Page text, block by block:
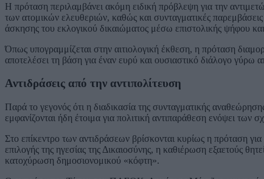
Η πρόταση περιλαμβάνει ακόμη ειδική πρόβλεψη για την
των ατομικών ελευθεριών, καθώς και συνταγματικές
άσκησης του εκλογικού δικαιώματος μέσω επιστολικής ψήφου και
Όπως υπογραμμίζεται στην αιτιολογική έκθεση, η πρόταση
αποτελέσει τη βάση για έναν ευρύ και ουσιαστικό διάλογο γύρω
Αντιδράσεις από την αντιπολίτευση
Παρά το γεγονός ότι η διαδικασία της συνταγματικής
εμφανίζονται ήδη έτοιμα για πολιτική αντιπαράθεση ενόψει των
Στο επίκεντρο των αντιδράσεων βρίσκονται κυρίως η πρόταση
επιλογής της ηγεσίας της Δικαιοσύνης, η καθιέρωση εξαετούς
κατοχύρωση δημοσιονομικού «κόφτη».